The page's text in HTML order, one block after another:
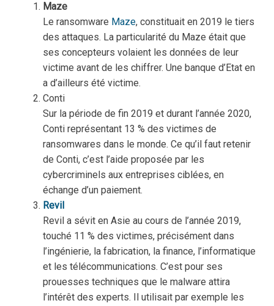
Maze
Le ransomware Maze, constituait en 2019 le tiers
des attaques. La particularité du Maze était que
ses concepteurs volaient les données de leur
victime avant de les chiffrer. Une banque d’Etat en
a d’ailleurs été victime.
Conti
Sur la période de fin 2019 et durant l’année 2020,
Conti représentant 13 % des victimes de
ransomwares dans le monde. Ce qu’il faut retenir
de Conti, c’est l’aide proposée par les
cybercriminels aux entreprises ciblées, en
échange d’un paiement.
Revil
Revil a sévit en Asie au cours de l’année 2019,
touché 11 % des victimes, précisément dans
l’ingénierie, la fabrication, la finance, l’informatique
et les télécommunications. C’est pour ses
prouesses techniques que le malware attira
l’intérêt des experts. Il utilisait par exemple les